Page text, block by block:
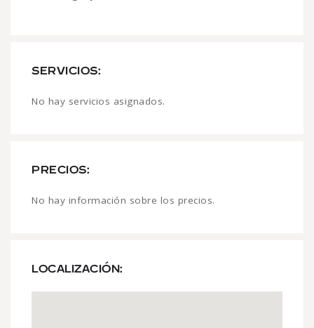
SERVICIOS:
No hay servicios asignados.
PRECIOS:
No hay información sobre los precios.
LOCALIZACIÓN: